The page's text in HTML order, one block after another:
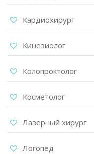
Кардиохирург
Кинезиолог
Колопроктолог
Косметолог
Лазерный хирург
Логопед